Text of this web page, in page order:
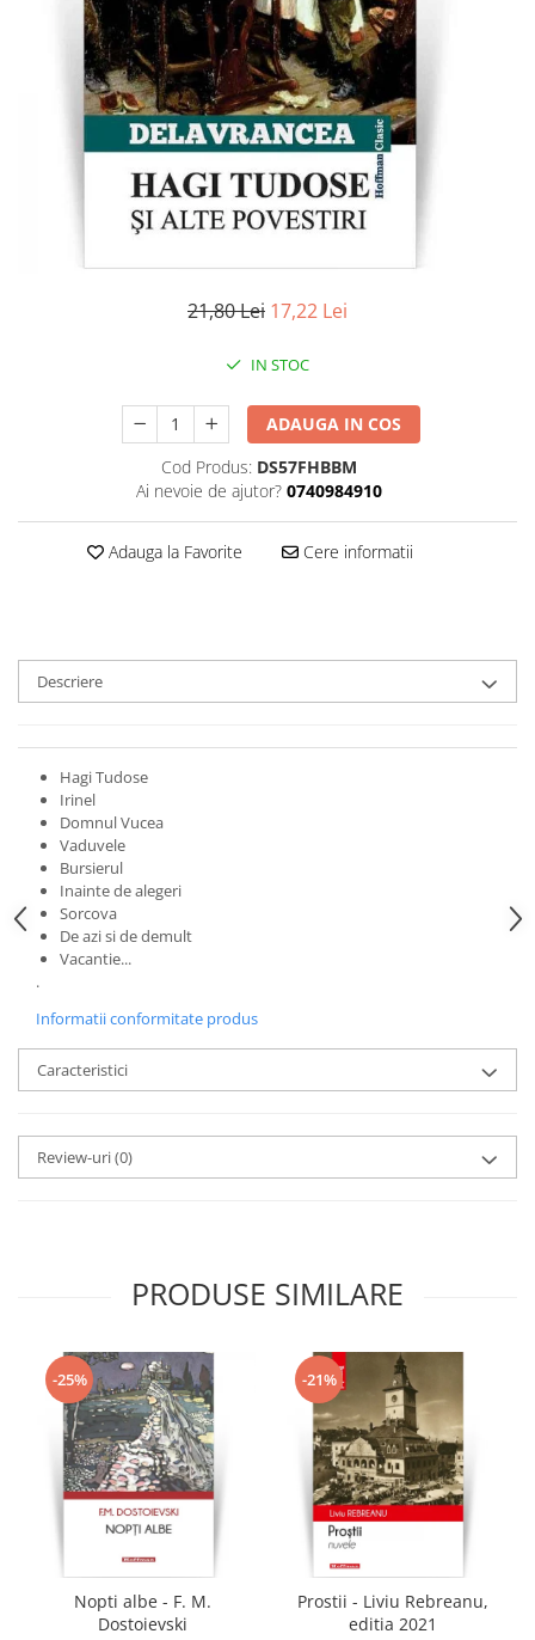
Literatura
Contemporana
Moderna
Calatorii
Sociologie si filozofie
21,80 Lei 17,22 Lei
IN STOC
ADAUGA IN COS
Cod Produs: DS57FHBBM
Ai nevoie de ajutor? 0740984910
Adauga la Favorite Cere informatii
Descriere
Hagi Tudose
Irinel
Domnul Vucea
Vaduvele
Bursierul
Inainte de alegeri
Sorcova
De azi si de demult
Vacantie...
.
Informatii conformitate produs
Caracteristici
Review-uri(0)
PRODUSE SIMILARE
-25%
Nopti albe - F. M.
Dostoievski
-21%
Prostii - Liviu Rebreanu,
editia 2021